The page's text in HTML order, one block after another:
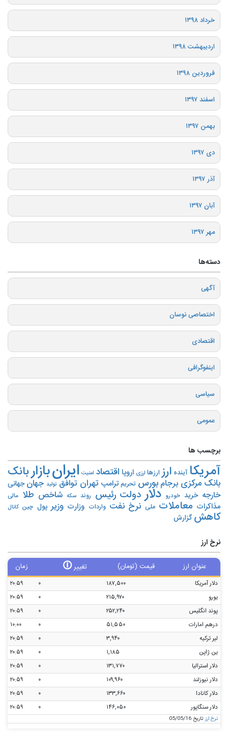
خرداد ۱۳۹۸
اردیبهشت ۱۳۹۸
فروردین ۱۳۹۸
اسفند ۱۳۹۷
بهمن ۱۳۹۷
دی ۱۳۹۷
آذر ۱۳۹۷
آبان ۱۳۹۷
مهر ۱۳۹۷
دسته‌ها
آگهی
اختصاصی نوسان
اقتصادی
اینفوگرافی
سیاسی
عمومی
برچسب ها
آمریکا آینده ارز ارزها ارزی اروپا اقتصاد امنیت ایرانبازاربانک
بانک مرکزی برجامبورس تحریم‌ ترامپ تهران توافق تولید جهان جهانی
خارجه خرید خودرو دلار دولت رئیس روند سکه شاخص طلا مالی
مذاکرات معاملات ملی نرخ نفت واردات وزارت وزیر پول چین کانال
کاهش گزارش
نرخ ارز
عنوان ارز قیمت (تومان) تغییر🛈 زمان
دلار آمریکا ۱۸۷,۵۰۰ ۰
۲۰:۵۹
یورو
۲۱۵,۹۷۰ ۰
۲۰:۵۹
پوند انگلیس
۲۵۲,۲۴۰ ۰
۲۰:۵۹
درهم امارات
۵۱,۵۵۰ ۰
۱۰:۰۰
لیر ترکیه
۳,۹۴۰ ۰
۲۰:۵۹
ین ژاپن
۱,۱۸۵ ۰
۲۰:۵۹
دلار استرالیا
۱۳۱,۷۷۰ ۰
۲۰:۵۹
دلار نیوزلند
۱۰۹,۹۶۰ ۰
۲۰:۵۹
دلار کانادا
۱۳۳,۶۶۰ ۰
۲۰:۵۹
دلار سنگاپور
۱۴۶,۰۵۰ ۰ ۲۰:۵۹
نرخ ارزتاریخ 05/05/16